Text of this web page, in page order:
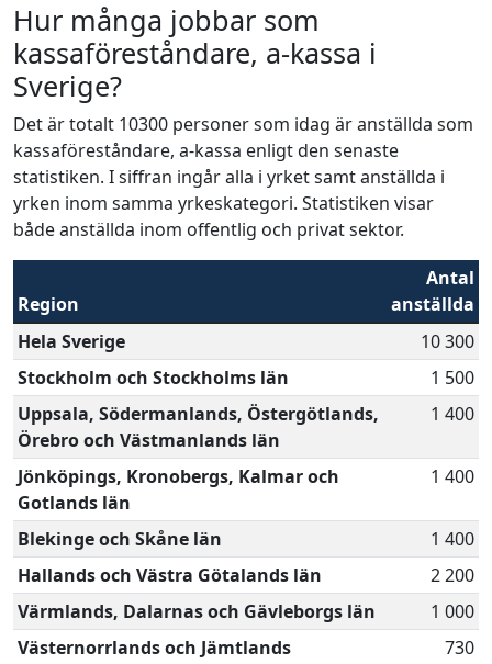
Hur många jobbar som
kassaföreståndare, a-kassa i
Sverige?
Det är totalt 10300 personer som idag är anställda som
kassaföreståndare, a-kassa enligt den senaste
statistiken. I siffran ingår alla i yrket samt anställda i
yrken inom samma yrkeskategori. Statistiken visar
både anställda inom offentlig och privat sektor.
Region
Antal
anställda
Hela Sverige
10 300
Stockholm och Stockholms län
1 500
Uppsala, Södermanlands, Östergötlands,
Örebro och Västmanlands län
1 400
Jönköpings, Kronobergs, Kalmar och
Gotlands län
1 400
Blekinge och Skåne län
1 400
Hallands och Västra Götalands län
2 200
Värmlands, Dalarnas och Gävleborgs län
1 000
Västernorrlands och Jämtlands
730